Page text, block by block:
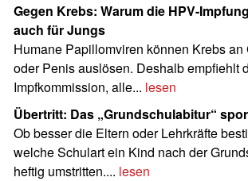
Gegen Krebs: Warum die HPV-Impfung wichtig ist –
auch für Jungs
Humane Papillomviren können Krebs an
oder Penis auslösen. Deshalb empfiehlt
Impfkommission, alle... lesen
Übertritt: Das „Grundschulabitur“
Ob besser die Eltern oder Lehrkräfte
welche Schulart ein Kind nach der
heftig umstritten.... lesen